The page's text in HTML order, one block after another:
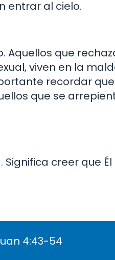
entrar al cielo.
Aquellos que
viven en la
recordar
que se
creer que
4:43-54